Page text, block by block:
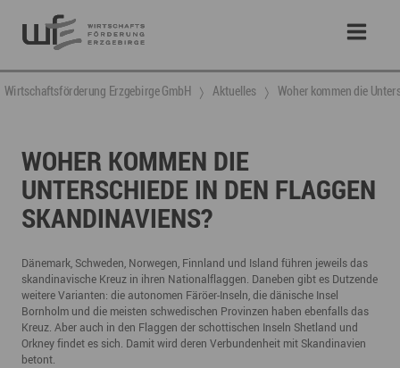
Wirtschaftsförderung Erzgebirge GmbH Aktuelles Woher kommen die
WOHER KOMMEN DIE
UNTERSCHIEDE IN DEN FLAGGEN
SKANDINAVIENS?
Dänemark, Schweden, Norwegen, Finnland und Island führen jeweils das
skandinavische Kreuz in ihren Nationalflaggen. Daneben gibt es Dutzende
weitere Varianten: die autonomen Färöer-Inseln, die dänische Insel
Bornholm und die meisten schwedischen Provinzen haben ebenfalls das
Kreuz. Aber auch in den Flaggen der schottischen Inseln Shetland und
Orkney findet es sich. Damit wird deren Verbundenheit mit Skandinavien
betont.